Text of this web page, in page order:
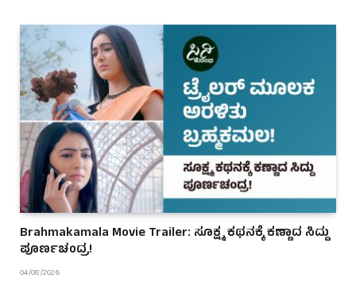
Brahmakamala Movie Trailer: ಸೂಕ್ಷ್ಮ ಕಥನಕ್ಕೆ ಕಣ್ಣಾದ ಸಿದ್ದು
ಪೂರ್ಣಚಂದ್ರ!
04/08/2026